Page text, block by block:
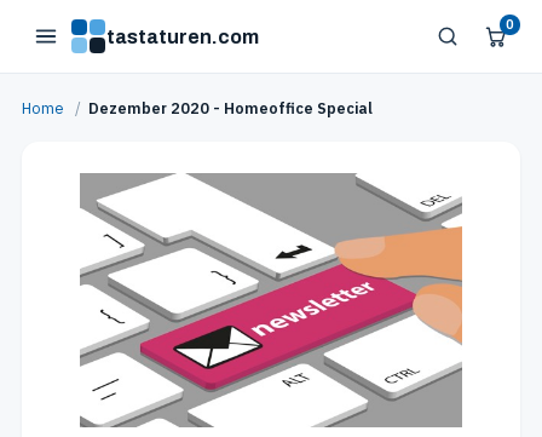
tastaturen.com
0
Home / Dezember 2020 - Homeoffice Special